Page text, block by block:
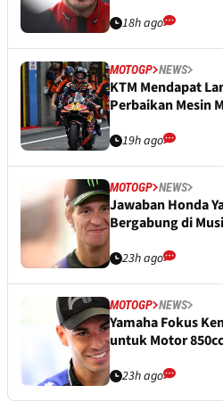
18h ago
MOTOGP NEWS
KTM Mendapat
Perbaikan Mesin
19h ago
MOTOGP NEWS
Jawaban Honda
Bergabung di
23h ago
MOTOGP NEWS
Yamaha Fokus
untuk Motor 850cc
23h ago